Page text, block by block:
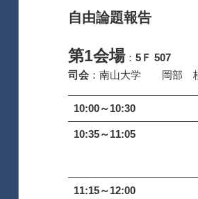
自由論題報告
第1会場：5Ｆ 507
司会 ：南山大学 岡部
10:00～10:30
10:35～11:05
11:15～12:00